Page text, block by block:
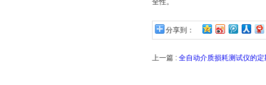
全性。
分享到：
上一篇 : 全自动介质损耗测试仪的